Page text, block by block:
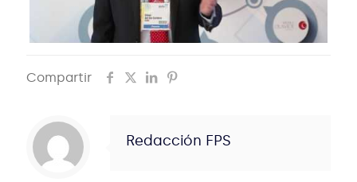
Compartir
Redacción FPS